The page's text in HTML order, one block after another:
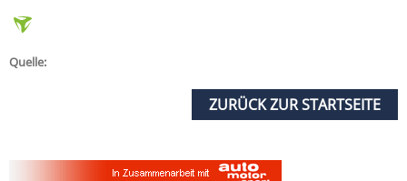
Quelle:
ZURÜCK ZUR STARTSEITE